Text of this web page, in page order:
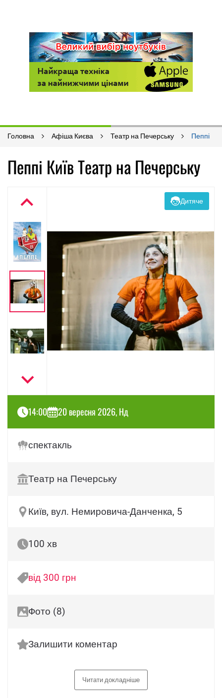
Головна Афіша Києва Театр на Печерську Пеппі
Пеппі Київ Театр на Печерську
Дитяче
14:00 20 вересня 2026, Нд
спектакль
Театр на Печерську
Київ, вул. Немировича-Данченка, 5
100 хв
від 300 грн
Фото (8)
Залишити коментар
Читати докладніше